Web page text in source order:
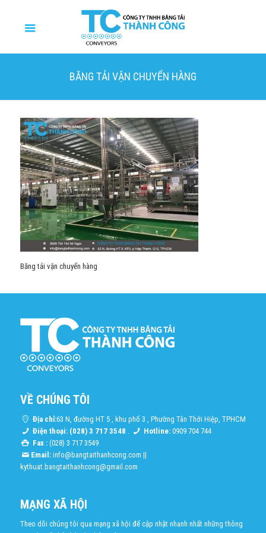
BĂNG TẢI VẬN CHUYỂN HÀNG
Băng tải vận chuyển hàng
VỀ CHÚNG TÔI
Địa chỉ:63 N, đường HT 5 , khu phố 3 , Phường Tân Thới Hiệp, TPHCM
Điện thoại: (028) 3 717 3548 . Hotline: 0909 704 744
Fax :(028) 3 717 3549
Email: info@bangtaithanhcong.com ||
kythuat.bangtaithanhcong@gmail.com
MẠNG XÃ HỘI
Theo dõi chúng tôi qua mạng xã hội để cập nhật nhanh nhất những thông